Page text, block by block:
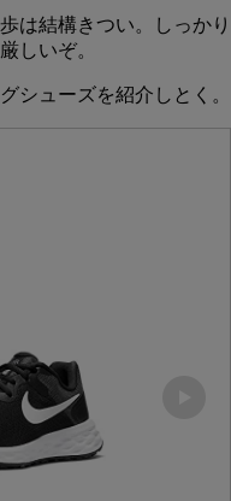
は結構きつい。しっかり
しいぞ。
シューズを紹介しとく。